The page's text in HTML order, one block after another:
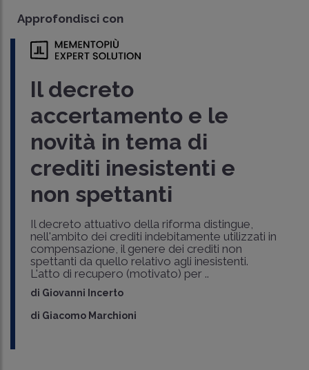
Approfondisci con
Il decreto
accertamento e le
novità in tema di
crediti inesistenti e
non spettanti
Il decreto attuativo della riforma distingue,
nell'ambito dei crediti indebitamente utilizzati in
compensazione, il genere dei crediti non
spettanti da quello relativo agli inesistenti.
L'atto di recupero (motivato) per ..
di Giovanni Incerto
di Giacomo Marchioni